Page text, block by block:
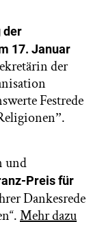
der
17. Januar
der
Festrede
und
Preis für
Dankesrede
Mehr dazu